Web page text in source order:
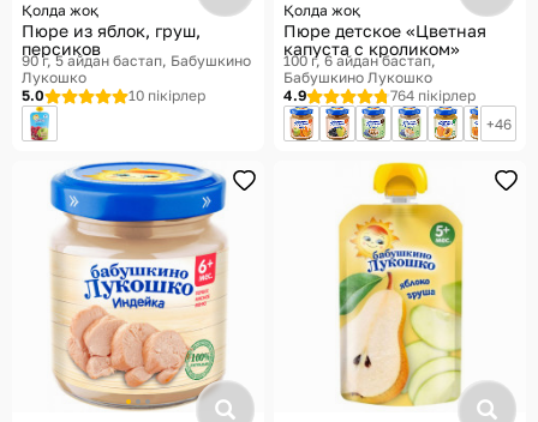
Қолда жоқ
Пюре из яблок, груш,
персиков
90 г, 5 айдан бастап Бабушкино
Лукошко
5.0
10 пікірлер
Қолда жоқ
Пюре детское «Цветная
капуста с кроликом»
100 г, 6 айдан бастап
Бабушкино Лукошко
4.9
764 пікірлер
46